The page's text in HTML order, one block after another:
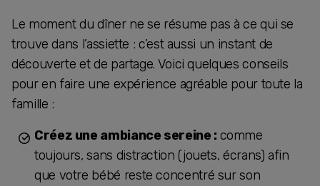
Le moment du dîner ne se résume pas à ce qui se
trouve dans l’assiette : c’est aussi un instant de
découverte et de partage. Voici quelques conseils
pour en faire une expérience agréable pour toute la
famille :
Créez une ambiance sereine : comme
toujours, sans distraction (jouets, écrans) afin
que votre bébé reste concentré sur son